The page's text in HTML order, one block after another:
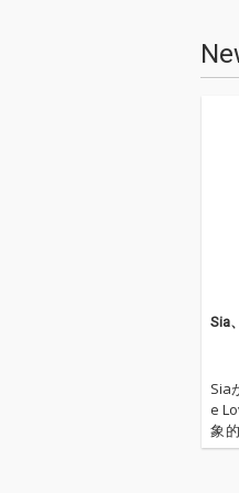
Sia
Sia
e
象
る